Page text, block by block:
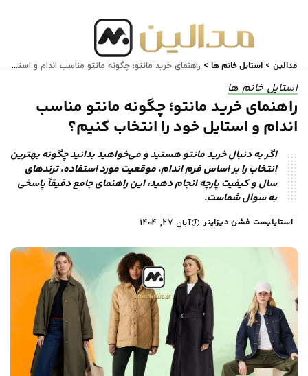
مدالین > استایل خانم ها > راهنمای خرید مانتو؛ چگونه مانتو مناسب اندام و استایل خود را انتخاب کنیم؟
استایل خانم ها
راهنمای خرید مانتو؛ چگونه مانتو مناسب
اندام و استایل خود را انتخاب کنیم؟
اگر به دنبال خرید مانتو هستید و می‌خواهید بدانید چگونه بهترین
انتخاب را بر اساس فرم اندام، موقعیت مورد استفاده، ترندهای
سال و کیفیت پارچه انجام دهید، این راهنمای جامع دقیقاً پاسخی
به سوال شماست.
استایلیست فشن دیزاینر آبان 27, 1404